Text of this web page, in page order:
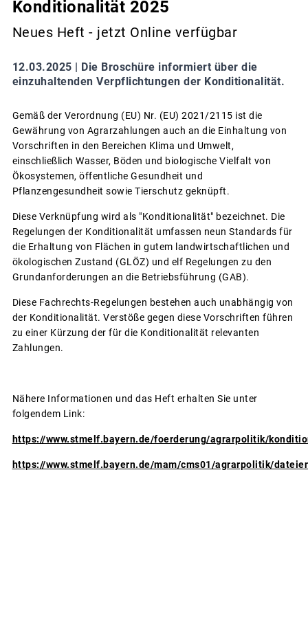
Konditionalität 2025
Neues Heft - jetzt Online verfügbar
12.03.2025 | Die Broschüre informiert über die
einzuhaltenden Verpflichtungen der Konditionalität.
Gemäß der Verordnung (EU) Nr. (EU) 2021/2115 ist die
Gewährung von Agrarzahlungen auch an die Einhaltung von
Vorschriften in den Bereichen Klima und Umwelt,
einschließlich Wasser, Böden und biologische Vielfalt von
Ökosystemen, öffentliche Gesundheit und
Pflanzengesundheit sowie Tierschutz geknüpft.
Diese Verknüpfung wird als "Konditionalität" bezeichnet. Die
Regelungen der Konditionalität umfassen neun Standards für
die Erhaltung von Flächen in gutem landwirtschaftlichen und
ökologischen Zustand (GLÖZ) und elf Regelungen zu den
Grundanforderungen an die Betriebsführung (GAB).
Diese Fachrechts-Regelungen bestehen auch unabhängig von
der Konditionalität. Verstöße gegen diese Vorschriften führen
zu einer Kürzung der für die Konditionalität relevanten
Zahlungen.
Nähere Informationen und das Heft erhalten Sie unter
folgendem Link:
https://www.stmelf.bayern.de/foerderung/agrarpolitik/
https://www.stmelf.bayern.de/mam/cms01/agrarpolitik/